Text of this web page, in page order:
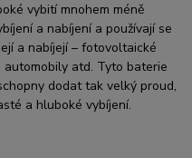
vybití mnohem méně
a nabíjení a používají se
a nabíjejí – fotovoltaické
atd. Tyto baterie
dodat tak velký proud,
a hluboké vybíjení.